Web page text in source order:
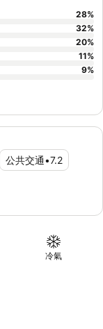
公共交通•7.2
28%
32%
20%
11%
9%
冷氣